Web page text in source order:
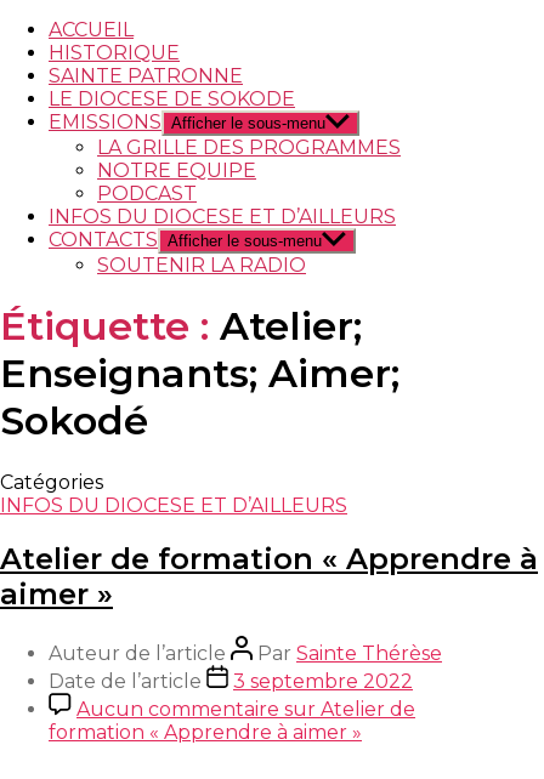
ACCUEIL
HISTORIQUE
SAINTE PATRONNE
LE DIOCESE DE SOKODE
EMISSIONS Afficher le sous-menu
LA GRILLE DES PROGRAMMES
NOTRE EQUIPE
PODCAST
INFOS DU DIOCESE ET D’AILLEURS
CONTACTS Afficher le sous-menu
SOUTENIR LA RADIO
Étiquette : Atelier;
Enseignants; Aimer;
Sokodé
Catégories
INFOS DU DIOCESE ET D’AILLEURS
Atelier de formation « Apprendre à
aimer »
Auteur de l’article Par Sainte Thérèse
Date de l’article
3 septembre 2022
Aucun commentaire sur Atelier de
formation « Apprendre à aimer »